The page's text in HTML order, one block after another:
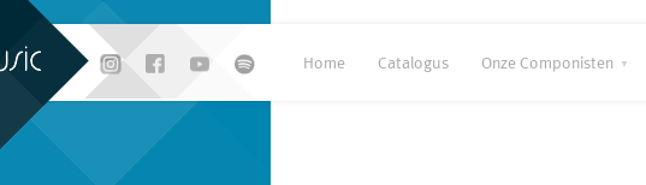
Home Catalogus Onze Componisten